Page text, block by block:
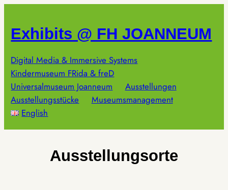
springen
Exhibits @ FH JOANNEUM
Digital Media & Immersive Systems
Kindermuseum FRida & freD
Universalmuseum Joanneum
Ausstellungen
Ausstellungsstücke
Museumsmanagement
English
Ausstellungsorte